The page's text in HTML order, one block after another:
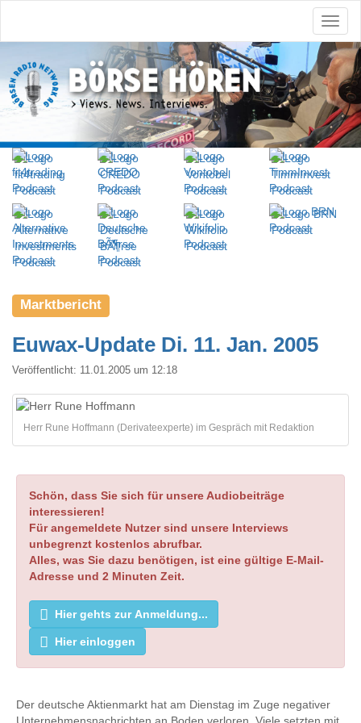
Marktbericht
Euwax-Update Di. 11. Jan. 2005
Veröffentlicht: 11.01.2005 um 12:18
Herr Rune Hoffmann (Derivateexperte) im Gespräch mit Redaktion
Schön, dass Sie sich für unsere Audiobeiträge
interessieren!
Für angemeldete Nutzer sind unsere Interviews
unbegrenzt kostenlos abrufbar.
Alles, was Sie dazu benötigen, ist eine gültige E-Mail-
Adresse und 2 Minuten Zeit.
Hier gehts zur Anmeldung...
Hier einloggen
Der deutsche Aktienmarkt hat am Dienstag im Zuge negativer
Unternehmensnachrichten an Boden verloren. Viele setzten mit